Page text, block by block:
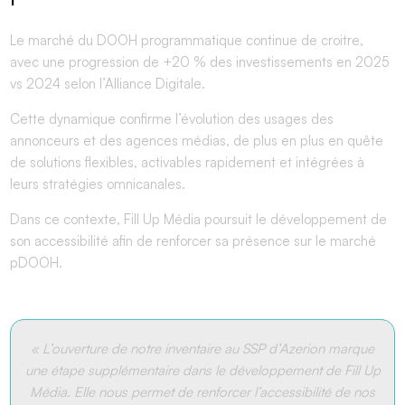
Le marché du DOOH programmatique continue de croitre,
avec une progression de +20 % des investissements en 2025
vs 2024 selon l’Alliance Digitale.
Cette dynamique confirme l’évolution des usages des
annonceurs et des agences médias, de plus en plus en quête
de solutions flexibles, activables rapidement et intégrées à
leurs stratégies omnicanales.
Dans ce contexte, Fill Up Média poursuit le développement de
son accessibilité afin de renforcer sa présence sur le marché
pDOOH.
« L’ouverture de notre inventaire au SSP d’Azerion marque
une étape supplémentaire dans le développement de Fill Up
Média. Elle nous permet de renforcer l’accessibilité de nos